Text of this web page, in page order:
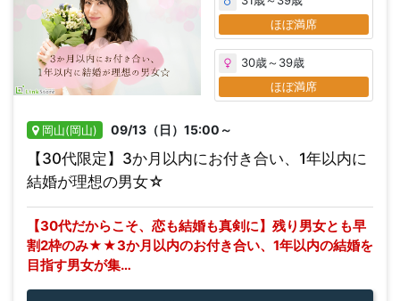
ほぼ満席
30歳～39歳
ほぼ満席
岡山(岡山) 09/13（日）15:00～
【30代限定】3か月以内にお付き合い、1年以内に
結婚が理想の男女☆
【30代だからこそ、恋も結婚も真剣に】残り男女とも早
割2枠のみ★★3か月以内のお付き合い、1年以内の結婚を
目指す男女が集…